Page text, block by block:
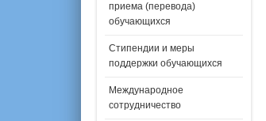
приема (перевода)
обучающихся
Стипендии и меры
поддержки обучающихся
Международное
сотрудничество